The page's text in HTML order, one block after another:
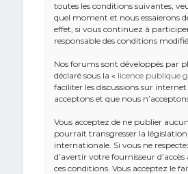
toutes les conditions suivantes,
quel moment et nous essaierons
effet, si vous continuez à
responsable des conditions
Nos forums sont développés par
déclaré sous la « licence publique
faciliter les discussions sur
acceptons et que nous
Vous acceptez de ne publier
pourrait transgresser la législation
internationale. Si vous ne
d’avertir votre fournisseur
ces conditions. Vous acceptez le